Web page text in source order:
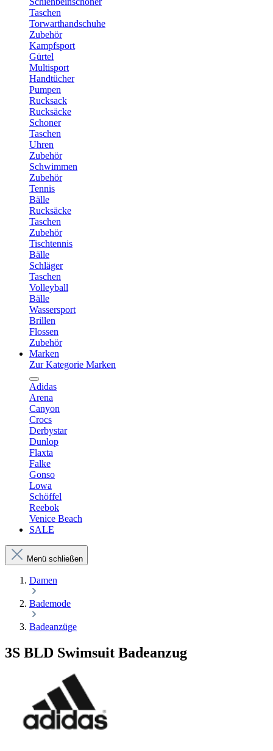
Taschen
Torwarthandschuhe
Zubehör
Kampfsport
Gürtel
Multisport
Handtücher
Pumpen
Rucksack
Rucksäcke
Schoner
Taschen
Uhren
Zubehör
Schwimmen
Zubehör
Tennis
Bälle
Rucksäcke
Taschen
Zubehör
Tischtennis
Bälle
Schläger
Taschen
Volleyball
Bälle
Wassersport
Brillen
Flossen
Zubehör
Marken
Zur Kategorie Marken
Adidas
Arena
Canyon
Crocs
Derbystar
Dunlop
Flaxta
Falke
Gonso
Lowa
Schöffel
Reebok
Venice Beach
SALE
Menü schließen
Damen
Bademode
Badeanzüge
3S BLD Swimsuit Badeanzug